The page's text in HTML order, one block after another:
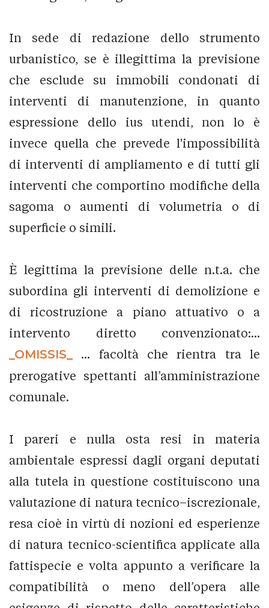
In sede di redazione dello strumento
urbanistico, se è illegittima la previsione
che esclude su immobili condonati di
interventi di manutenzione, in quanto
espressione dello ius utendi, non lo è
invece quella che prevede l'impossibilità
di interventi di ampliamento e di tutti gli
interventi che comportino modifiche della
sagoma o aumenti di volumetria o di
superficie o simili.
È legittima la previsione delle n.t.a. che
subordina gli interventi di demolizione e
di ricostruzione a piano attuativo o a
intervento diretto convenzionato:...
_OMISSIS_
... facoltà che rientra tra le
prerogative spettanti all’amministrazione
comunale.
I pareri e nulla osta resi in materia
ambientale espressi dagli organi deputati
alla tutela in questione costituiscono una
valutazione di natura tecnico–iscrezionale,
resa cioè in virtù di nozioni ed esperienze
di natura tecnico-scientifica applicate alla
fattispecie e volta appunto a verificare la
compatibilità o meno dell’opera alle